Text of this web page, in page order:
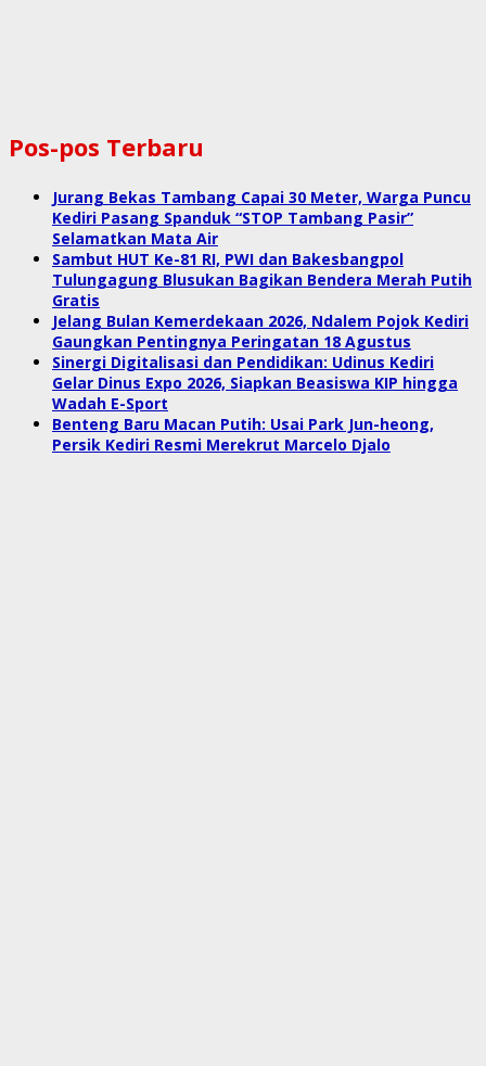
Pos-pos Terbaru
Jurang Bekas Tambang Capai 30 Meter, Warga Puncu
Kediri Pasang Spanduk “STOP Tambang Pasir”
Selamatkan Mata Air
Sambut HUT Ke-81 RI, PWI dan Bakesbangpol
Tulungagung Blusukan Bagikan Bendera Merah Putih
Gratis
Jelang Bulan Kemerdekaan 2026, Ndalem Pojok Kediri
Gaungkan Pentingnya Peringatan 18 Agustus
Sinergi Digitalisasi dan Pendidikan: Udinus Kediri
Gelar Dinus Expo 2026, Siapkan Beasiswa KIP hingga
Wadah E-Sport
Benteng Baru Macan Putih: Usai Park Jun-heong,
Persik Kediri Resmi Merekrut Marcelo Djalo